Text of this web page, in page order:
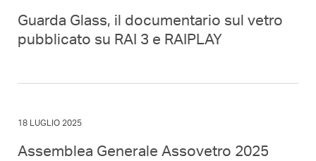
Guarda Glass, il documentario sul vetro
pubblicato su RAI 3 e RAIPLAY
18 LUGLIO 2025
Assemblea Generale Assovetro 2025